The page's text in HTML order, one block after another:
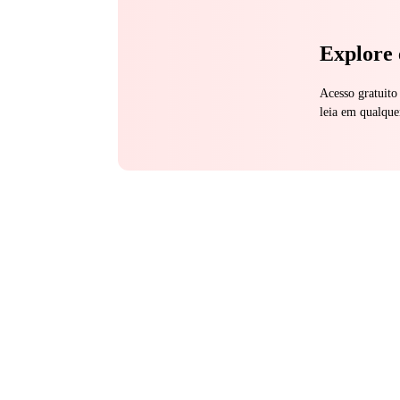
Explore
Acesso
leia em